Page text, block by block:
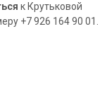
к Крутьковой
+7 926 164 90 01.